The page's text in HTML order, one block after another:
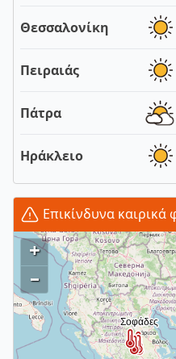
Θεσσαλονίκη
Πειραιάς
Πάτρα
Ηράκλειο
Επικίνδυνα καιρικά
+
–